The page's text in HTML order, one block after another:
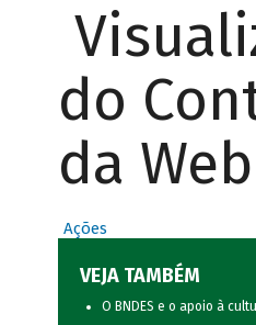
do
da Web
Ações
VEJA TAMBÉM
O BNDES e o apoio à